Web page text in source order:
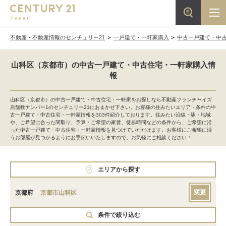
不動産・不動産情報のセンチュリー21 一戸建て・一軒家購入 中古一戸建て・中
山科区（京都市）の中古一戸建て・中古住宅・一軒家購入情
報
山科区（京都市）の中古一戸建て・中古住宅・一軒家をお探しなら不動産フランチャイズ
店舗数ナンバー1のセンチュリー21におまかせ下さい。お客様の住みたいエリア・条件の中
古一戸建て・中古住宅・一軒家情報を303件紹介しております。住みたい沿線・駅・地域
や、ご希望に合った間取り、予算・ご希望の家賃、徒歩時間などの条件から、ご希望に沿
った中古一戸建て・中古住宅・一軒家情報を見つけていただけます。お客様にご希望に沿
うお部屋が見つかるようにお手伝いいたしますので、お気軽にご相談ください！
エリアから探す
京都府 京都市山科区 変更
条件で絞り込む